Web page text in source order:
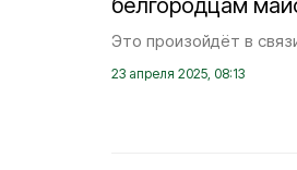
белгородцам
Это произойдёт в
23 апреля 2025, 08:13